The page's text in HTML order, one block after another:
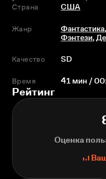
Страна
США
Жанр Фантастика,
Фэнтези,
Качество SD
Время 41 мин /
Рейтинг
Оценка